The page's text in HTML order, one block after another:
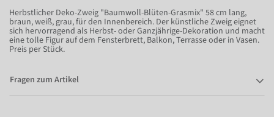
Herbstlicher Deko-Zweig "Baumwoll-Blüten-Grasmix" 58 cm lang,
braun, weiß, grau, für den Innenbereich. Der künstliche Zweig eignet
sich hervorragend als Herbst- oder Ganzjährige-Dekoration und macht
eine tolle Figur auf dem Fensterbrett, Balkon, Terrasse oder in Vasen.
Preis per Stück.
Fragen zum Artikel